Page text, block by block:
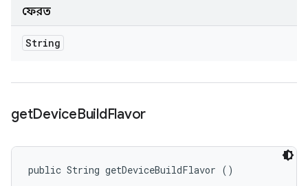
ফেরত
String
getDeviceBuildFlavor
public String getDeviceBuildFlavor ()